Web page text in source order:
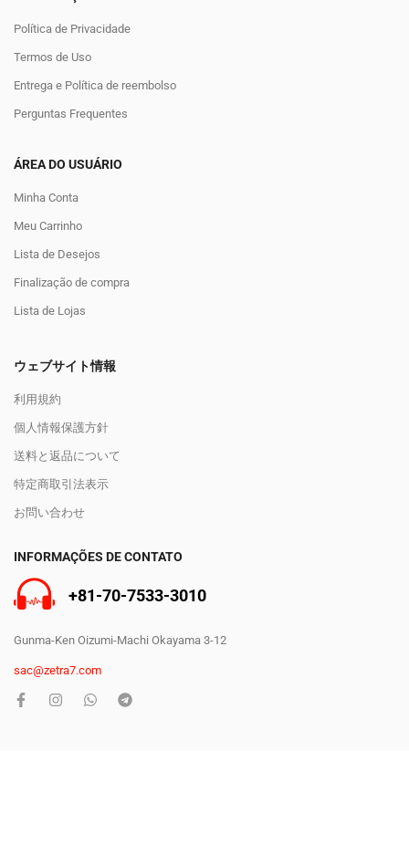
Política de Privacidade
Termos de Uso
Entrega e Política de reembolso
Perguntas Frequentes
ÁREA DO USUÁRIO
Minha Conta
Meu Carrinho
Lista de Desejos
Finalização de compra
Lista de Lojas
ウェブサイト情報
利用規約
個人情報保護方針
送料と返品について
特定商取引法表示
お問い合わせ
INFORMAÇÕES DE CONTATO
+81-70-7533-3010
Gunma-Ken Oizumi-Machi Okayama 3-12
sac@zetra7.com